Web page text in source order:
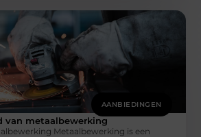
AANBIEDINGEN
van metaalbewerking
Metaalbewerking is een